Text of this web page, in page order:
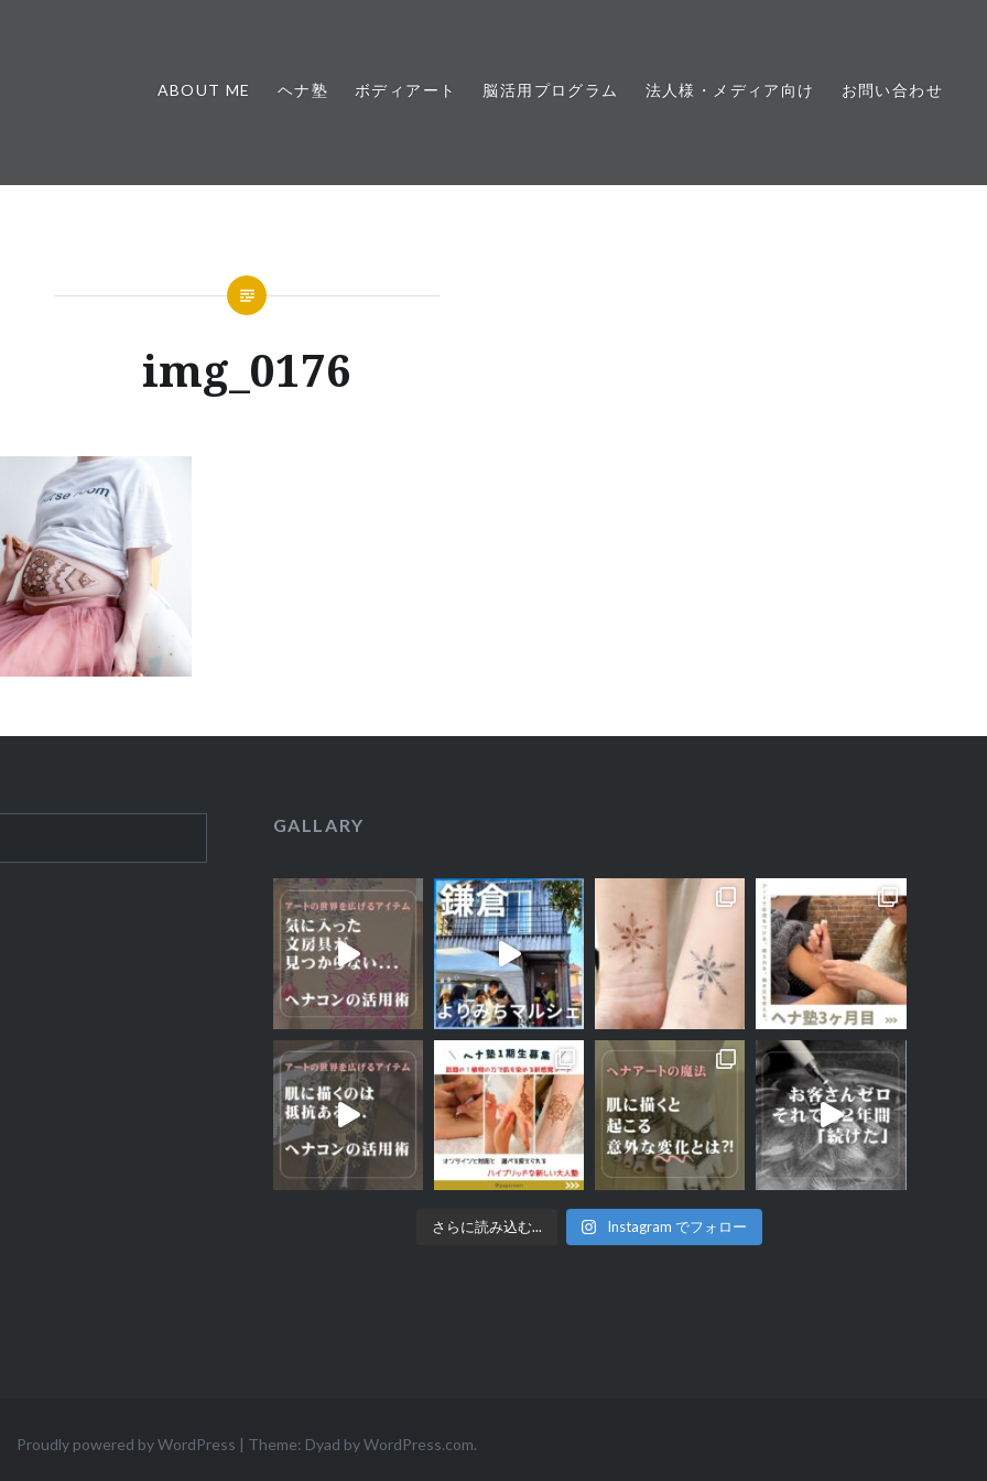
ABOUT ME ヘナ塾 ボディアート 脳活用プログラム 法人様・メディア向け お問い合わせ
img_0176
GALLARY
さらに読み込む... Instagram でフォロー
Proudly powered by WordPress | Theme: Dyad byWordPress.com.